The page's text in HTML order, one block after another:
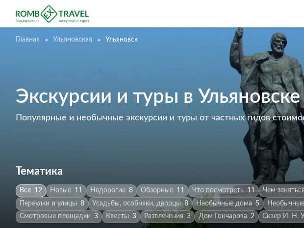
Главная Ульяновская Ульяновск
Экскурсии и туры в
Популярные и необычные экскурсии и туры от частных гидов
Тематика
Все 12 Новые 11 Недорогие 8 Обзорные 11 Что посмотреть 11 Чем заняться
Переулки и улицы 8 Усадьбы, особняки, дворцы 8 Необычные дома 5
Смотровые площадки 3 Квесты 3 Развлечения 3 Дом Гончарова 2 Сквер И. Н.